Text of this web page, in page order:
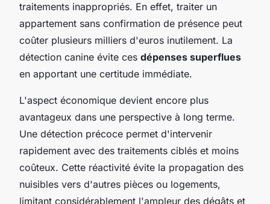
traitements inappropriés. En effet, traiter un
appartement sans confirmation de présence peut
coûter plusieurs milliers d'euros inutilement. La
détection canine évite ces dépenses superflues
en apportant une certitude immédiate.
L'aspect économique devient encore plus
avantageux dans une perspective à long terme.
Une détection précoce permet d'intervenir
rapidement avec des traitements ciblés et moins
coûteux. Cette réactivité évite la propagation des
nuisibles vers d'autres pièces ou logements,
limitant considérablement l'ampleur des dégâts et